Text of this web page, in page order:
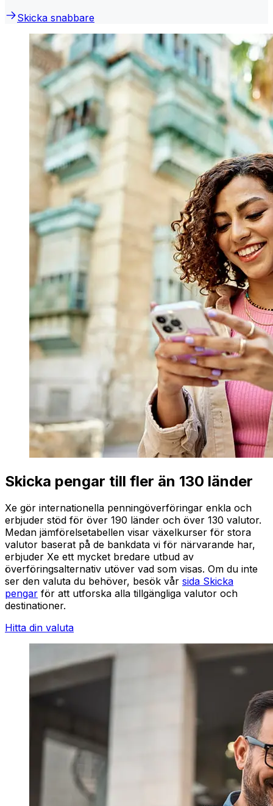
Skicka snabbare
Skicka pengar till fler än 130 länder
Xe gör internationella penningöverföringar enkla och
erbjuder stöd för över 190 länder och över 130 valutor.
Medan jämförelsetabellen visar växelkurser för stora
valutor baserat på de bankdata vi för närvarande har,
erbjuder Xe ett mycket bredare utbud av
överföringsalternativ utöver vad som visas. Om du inte
ser den valuta du behöver, besök vår sida Skicka
pengar för att utforska alla tillgängliga valutor och
destinationer.
Hitta din valuta